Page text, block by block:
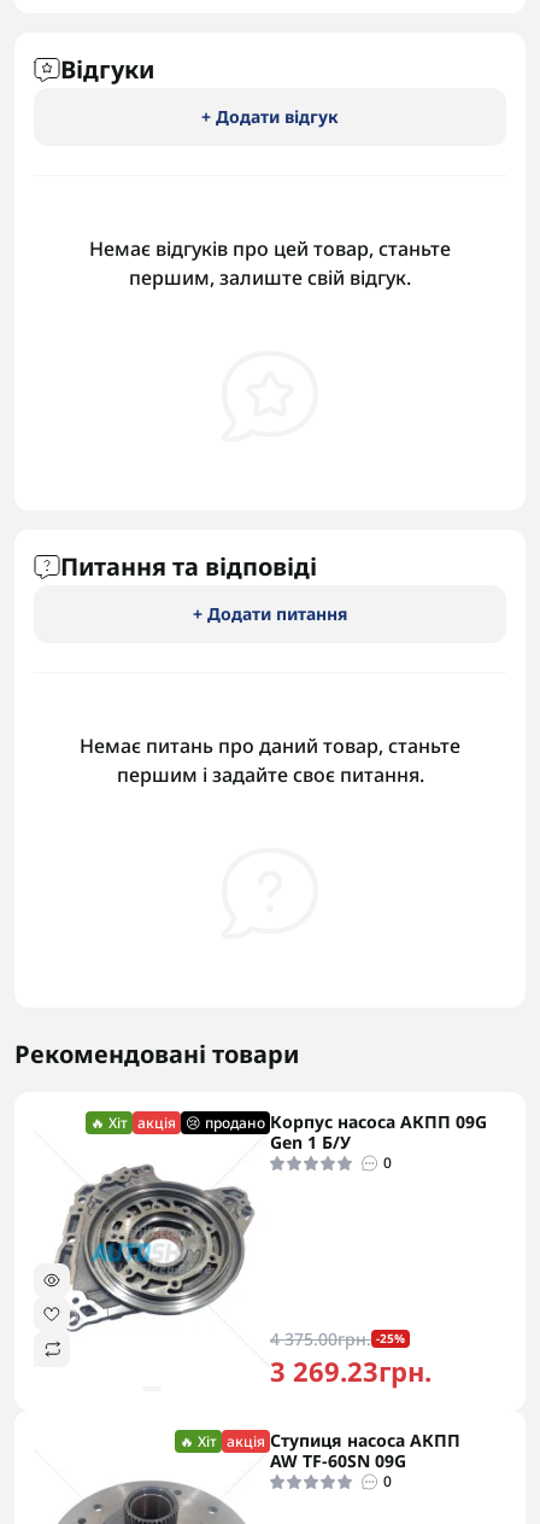
Відгуки
+ Додати відгук
Немає відгуків про цей товар, станьте
першим, залиште свій відгук.
Питання та відповіді
+ Додати питання
Немає питань про даний товар, станьте
першим і задайте своє питання.
Рекомендовані товари
🔥 Хіт акція 😢 продано Корпус насоса АКПП 09G
Gen 1 Б/У
0
4 375.00грн. -25%
3 269.23грн.
🔥 Хіт акція Ступиця насоса АКПП
AW TF-60SN 09G
0